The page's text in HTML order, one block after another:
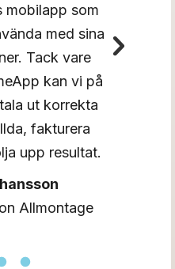
mobilapp som
med sina
Tack vare
kan vi på
ut korrekta
fakturera
upp resultat.
Allmontage